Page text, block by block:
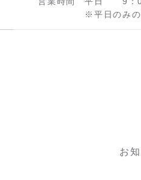
※平日のみの営業と
お